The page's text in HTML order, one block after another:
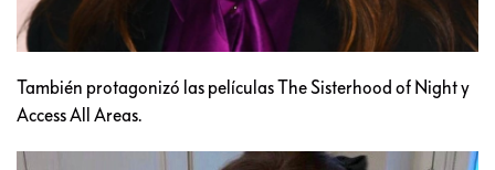
También protagonizó las películas The Sisterhood of Night y
Access All Areas.